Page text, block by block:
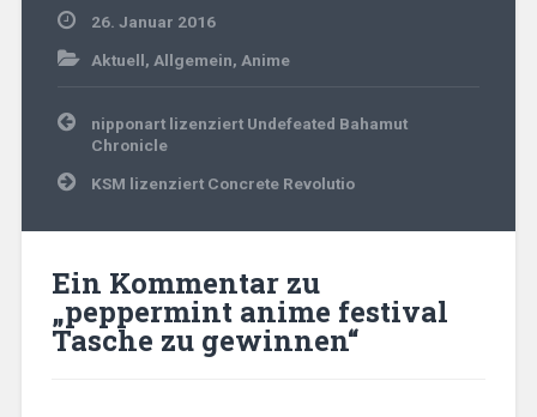
26. Januar 2016
Aktuell, Allgemein, Anime
Beitragsnavigation
nipponart lizenziert Undefeated Bahamut
Chronicle
KSM lizenziert Concrete Revolutio
Ein Kommentar zu
„peppermint anime festival
Tasche zu gewinnen“